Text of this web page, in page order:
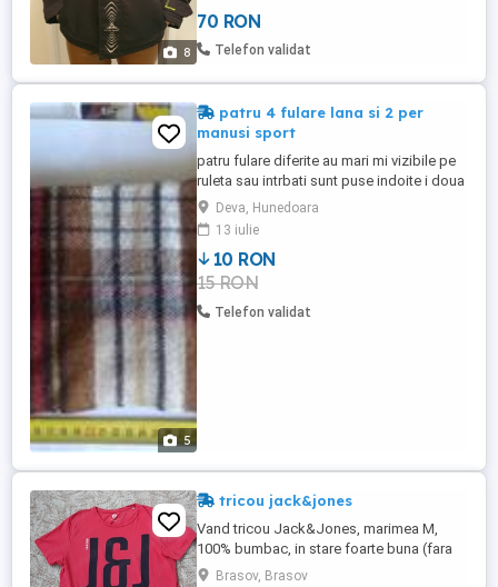
8
70 RON
Telefon validat
5
patru 4 fulare lana si 2 per
manusi sport
patru fulare diferite au mari mi vizibile pe
ruleta sau intrbati sunt puse indoite i doua
mai putin cel cu albastru care este in patru
si 2 perechi manusi pret 20 pe alese sau
15 mai multe
Deva, Hunedoara
13 iulie
10 RON
15 RON
Telefon validat
tricou jack&jones
Vand tricou Jack&Jones, marimea M,
100% bumbac, in stare foarte buna (fara
fire trase, fara defecte si urme de uzura)!
Brasov, Brasov